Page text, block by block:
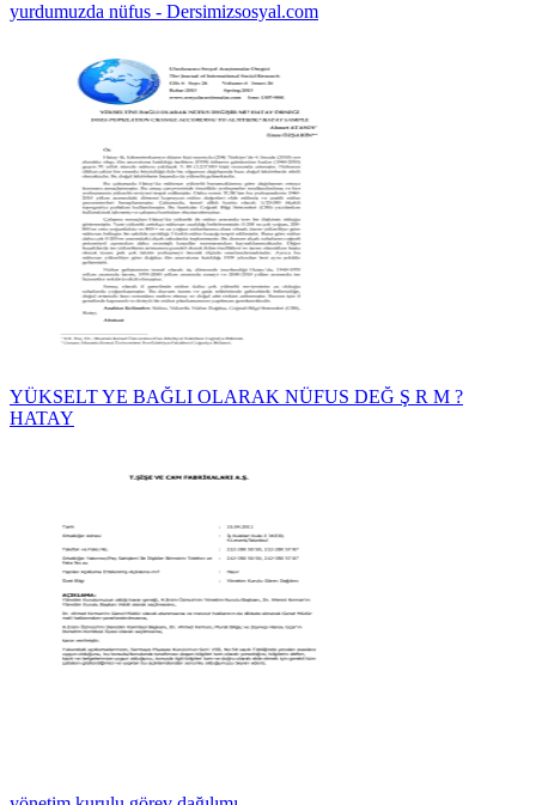
yurdumuzda nüfus - Dersimizsosyal.com
YÜKSELT YE BAĞLI OLARAK NÜFUS DEĞ Ş R M ?
HATAY